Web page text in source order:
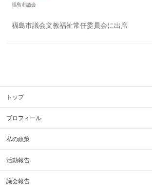
福島市議会
福島市議会文教福祉常任委員会に出席
トップ
プロフィール
私の政策
活動報告
議会報告